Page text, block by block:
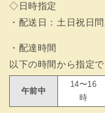
◇日時指定
・配送日：土日祝日
・配達時間
以下の時間から指定で
午前中
14〜16
時